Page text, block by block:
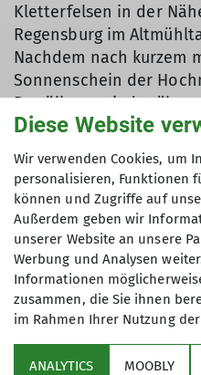
Kletterfelsen in der
Regensburg im
Nachdem nach kurzem
Sonnenschein der
Bewölkung wieder über
mussten wir kurzfristig
entschlossen uns mit
JDAV in die Kletterhalle
fahren.
Diese Kletterhalle
Kletterhallen in
Kletterfläche. An den
Routen, die in den
Schwierigkeitsgraden
Diese Website
Wir verwenden Cookies, um
personalisieren, Funktionen
können und Zugriffe auf
Außerdem geben wir
unserer Website an unsere
Werbung und Analysen
Informationen
zusammen, die Sie ihnen
im Rahmen Ihrer Nutzung
ANALYTICS MOOBLY